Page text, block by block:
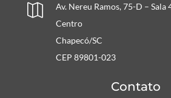

Av. Nereu Ramos, 75-D – Sala
Centro
Chapecó/SC
CEP 89801-023
Contato